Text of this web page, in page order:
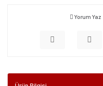
Yorum Yaz